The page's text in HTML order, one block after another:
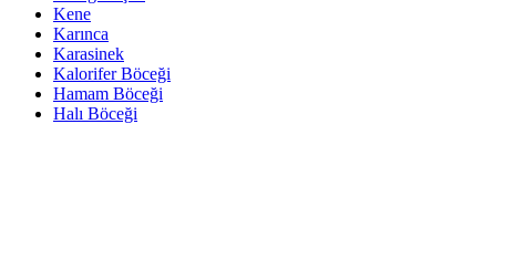
Kene
Karınca
Karasinek
Kalorifer Böceği
Hamam Böceği
Halı Böceği